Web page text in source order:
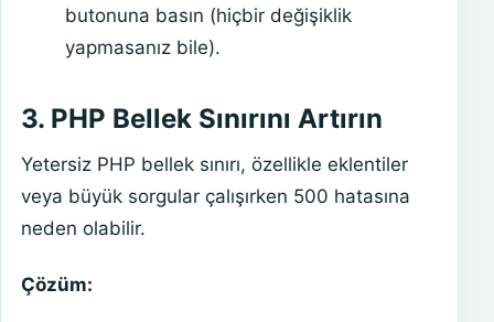
butonuna basın (hiçbir değişiklik
yapmasanız bile).
3. PHP Bellek Sınırını Artırın
Yetersiz PHP bellek sınırı, özellikle eklentiler
veya büyük sorgular çalışırken 500 hatasına
neden olabilir.
Çözüm: